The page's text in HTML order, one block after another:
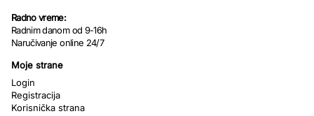
Radno vreme:
Radnim danom od 9-16h
Naručivanje online 24/7
Moje strane
Login
Registracija
Korisnička strana